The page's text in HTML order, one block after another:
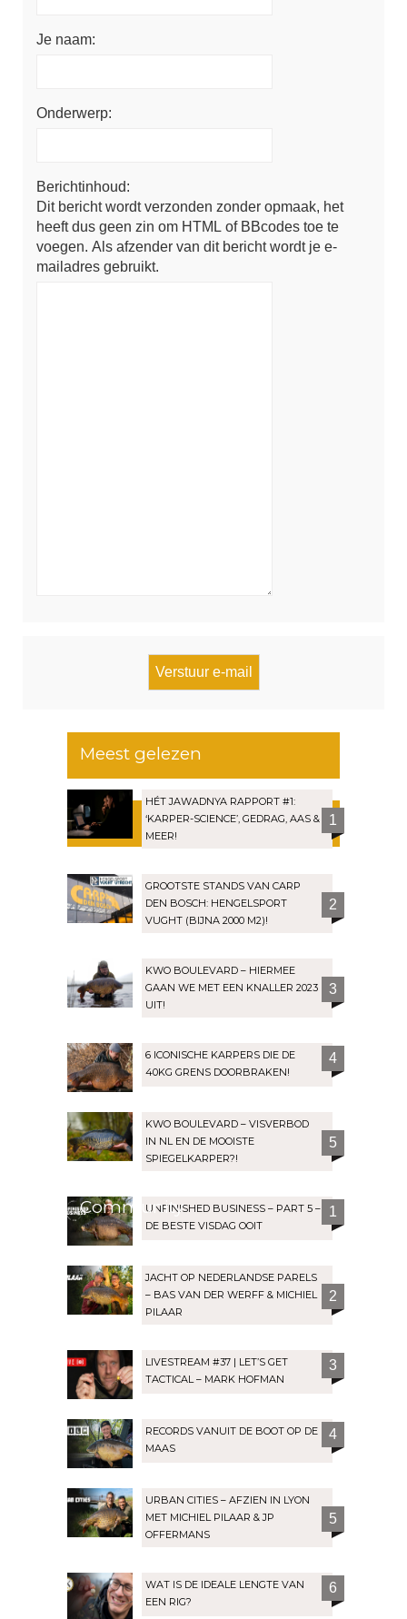
Je naam:
Onderwerp:
Berichtinhoud:
Dit bericht wordt verzonden zonder opmaak, het
heeft dus geen zin om HTML of BBcodes toe te
voegen. Als afzender van dit bericht wordt je e-
mailadres gebruikt.
Meest gelezen
HÉT JAWADNYA RAPPORT #1:
‘KARPER-SCIENCE’, GEDRAG, AAS &
MEER!
1
GROOTSTE STANDS VAN CARP
DEN BOSCH: HENGELSPORT
VUGHT (BIJNA 2000 M2)!
2
KWO BOULEVARD – HIERMEE
GAAN WE MET EEN KNALLER 2023
UIT!
3
6 ICONISCHE KARPERS DIE DE
40KG GRENS DOORBRAKEN!
4
KWO BOULEVARD – VISVERBOD
IN NL EN DE MOOISTE
SPIEGELKARPER?!
5
CommunityUNFINISHED BUSINESS – PART 5 –
DE BESTE VISDAG OOIT
1
JACHT OP NEDERLANDSE PARELS
– BAS VAN DER WERFF & MICHIEL
PILAAR
2
LIVESTREAM #37 | LET’S GET
TACTICAL – MARK HOFMAN
3
RECORDS VANUIT DE BOOT OP DE
MAAS
4
URBAN CITIES – AFZIEN IN LYON
MET MICHIEL PILAAR & JP
OFFERMANS
5
WAT IS DE IDEALE LENGTE VAN
EEN RIG?
6